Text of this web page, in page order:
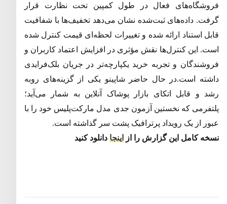
فروشگاه‌های فعال در طول کمپین تحت نظارت قرار
گرفت. داده‌های ثبت‌شده نشان می‌دهد تخفیف‌ها با شفافیت
قابل استناد ارائه شده و تغییرات لحظه‌ای قیمت کنترل شده
است. این کنترل‌ها نقش مؤثری در افزایش اعتماد کاربران و
فروشندگان و تجربه خرید یکپارچه‌تر در جریان بلک‌فرایدی
داشته است.در حال حاضر شاپینو یکی از گزینه‌های رو‌به‌
رشد و قابل اتکای بازار پوشاک آنلاین به شمار می‌آید؛
پلتفرمی که نخستین آزمون جدی مدل مارکت‌پلیس خود را با
عبور از یک رویداد پرترافیک پشت سر گذاشته است.
نسخه کامل این گزارش را از
اینجا دانلود کنید